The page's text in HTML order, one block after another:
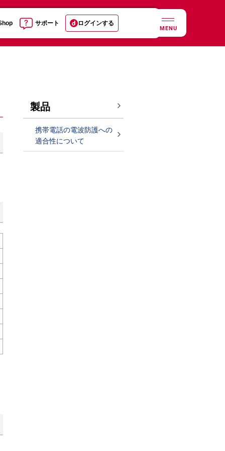
サポート ログインする
MENU
製品
携帯電話の電波防護への
適合性について